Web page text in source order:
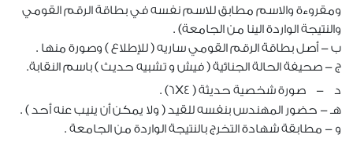
ومقروءة والاسم مطابق للاسم نفسه في بطاقة الرقم القومي
والنتيجة الواردة الينا من الجامعة) .
ب - أصل بطاقة الرقم القومي ساريه ( للإطلاع ) وصورة منها .
ج - صحيفة الحالة الجنائية ( فيش و تشبيه حديث ) باسم النقابة.
د - صورة شخصية حديثة ( 4
x
6) .
هـ - حضور المهندس بنفسه للقيد ( ولا يمكن أن ينيب عنه أحد ) .
و - مطابقة شهادة التخرج بالنتيجة الواردة من الجامعة .